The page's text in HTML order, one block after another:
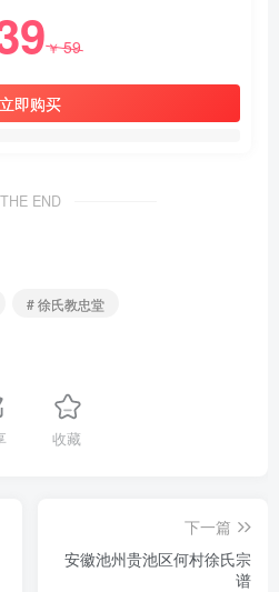
￥59
立即购买
THE END
# 徐氏教忠堂
收藏
下一篇
安徽池州贵池区何村徐氏宗
谱